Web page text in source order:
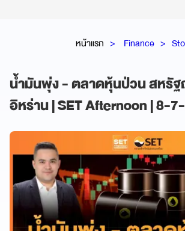
หน้าแรก Finance
น้ำมันพุ่ง - ตลาดหุ้นป่วน สหรั
อิหร่าน | SET Afternoon | 8-